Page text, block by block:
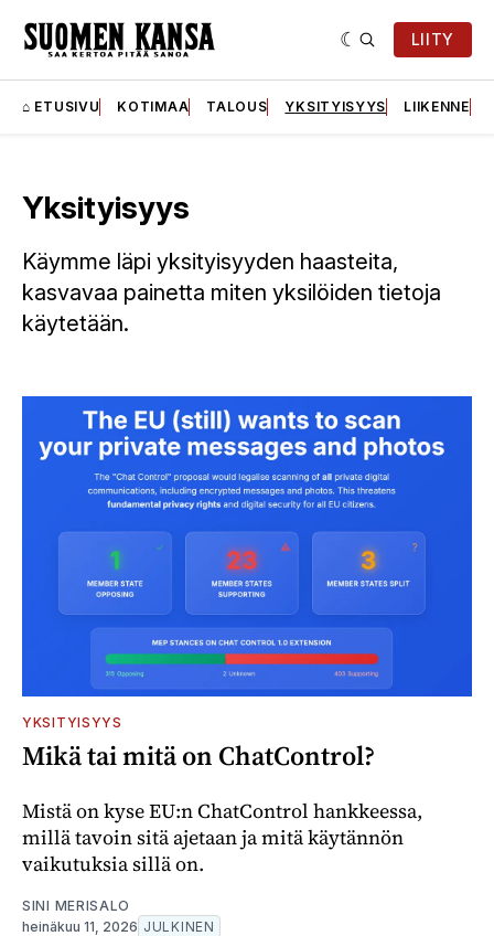
LIITY
⌂ ETUSIVU KOTIMAA TALOUS YKSITYISYYS LIIKENNE
Yksityisyys
Käymme läpi yksityisyyden haasteita,
kasvavaa painetta miten yksilöiden tietoja
käytetään.
YKSITYISYYS
Mikä tai mitä on ChatControl?
Mistä on kyse EU:n ChatControl hankkeessa,
millä tavoin sitä ajetaan ja mitä käytännön
vaikutuksia sillä on.
SINI MERISALO
heinäkuu 11, 2026 JULKINEN